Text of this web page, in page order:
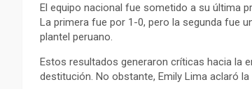
El equipo nacional fue sometido a su última
La primera fue por 1-0, pero la segunda fue
plantel peruano.
Estos resultados generaron críticas hacia la
destitución. No obstante, Emily Lima aclaró